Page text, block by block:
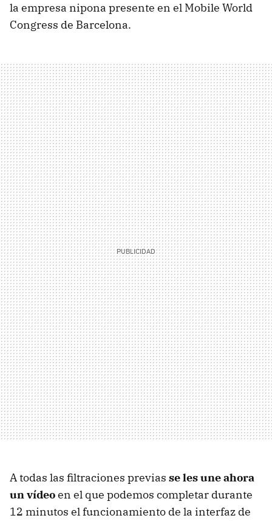
la empresa nipona presente en el Mobile World
Congress de Barcelona.
A todas las filtraciones previas se les une ahora
un vídeoen el que podemos completar durante
12 minutos el funcionamiento de la interfaz de